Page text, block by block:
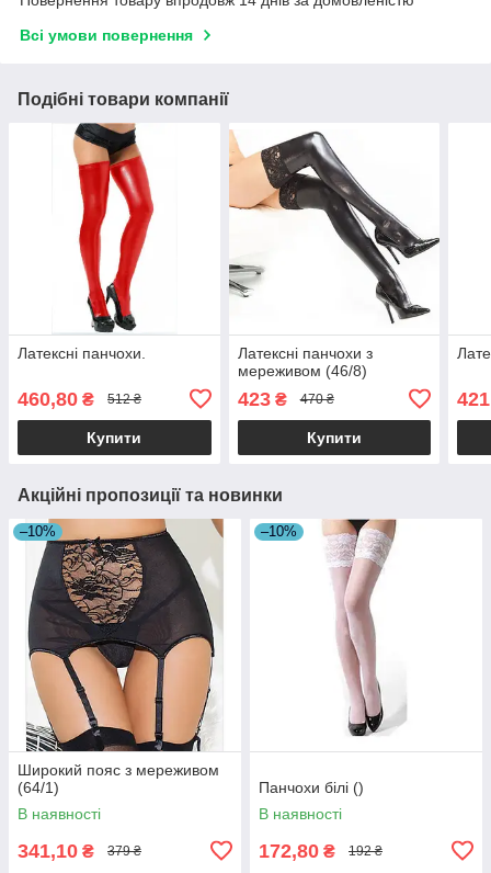
Всі умови повернення
Подібні товари компанії
Латексні панчохи.
460,80 ₴ 512 ₴
Купити
Латексні панчохи з
мереживом (46/8)
423₴ 470 ₴
Купити
Акційні пропозиції та новинки
–10%
Широкий пояс з мереживом
(64/1)
В наявності
341,10 ₴ 379 ₴
–10%
Панчохи білі ()
В наявності
172,80 ₴ 192 ₴